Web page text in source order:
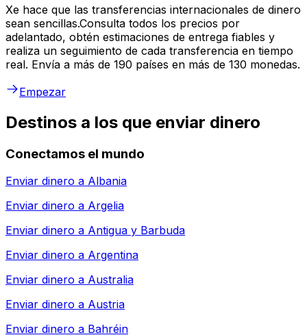
Xe hace que las transferencias internacionales de dinero
sean sencillas.Consulta todos los precios por
adelantado, obtén estimaciones de entrega fiables y
realiza un seguimiento de cada transferencia en tiempo
real. Envía a más de 190 países en más de 130 monedas.
Empezar
Destinos a los que enviar dinero
Conectamos el mundo
Enviar dinero a Albania
Enviar dinero a Argelia
Enviar dinero a Antigua y Barbuda
Enviar dinero a Argentina
Enviar dinero a Australia
Enviar dinero a Austria
Enviar dinero a Bahréin